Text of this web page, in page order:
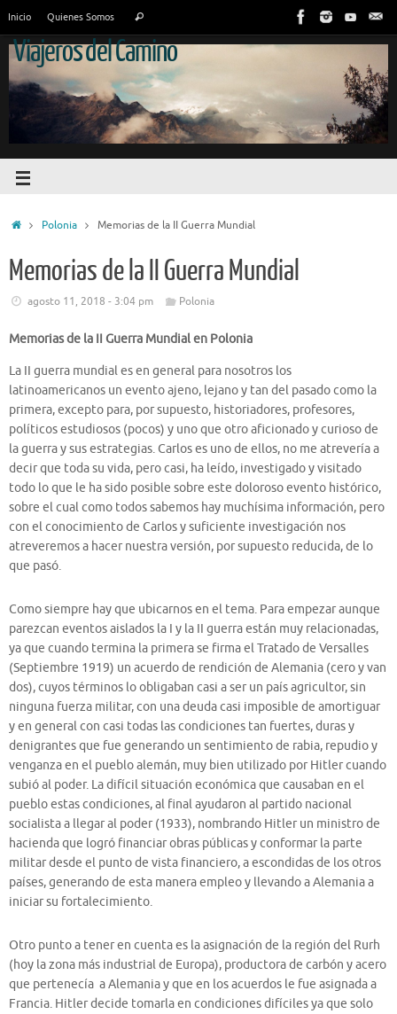
Inicio Quienes Somos
Viajeros del Camino
Polonia Memorias de la II Guerra Mundial
Memorias de la II Guerra Mundial
agosto 11, 2018 - 3:04 pm Polonia
Memorias de la II Guerra Mundial en Polonia
La II guerra mundial es en general para nosotros los
latinoamericanos un evento ajeno, lejano y tan del pasado como la
primera, excepto para, por supuesto, historiadores, profesores,
políticos estudiosos (pocos) y uno que otro aficionado y curioso de
la guerra y sus estrategias. Carlos es uno de ellos, no me atrevería a
decir que toda su vida, pero casi, ha leído, investigado y visitado
todo lo que le ha sido posible sobre este doloroso evento histórico,
sobre el cual como todos sabemos hay muchísima información, pero
con el conocimiento de Carlos y suficiente investigación nos
atreveremos a hacer nuestra versión, por supuesto reducida, de lo
que pasó.
Como siempre hay que ubicarnos en el tema. Para empezar aunque
parezcan eventos aislados la I y la II guerra están muy relacionadas,
ya que cuando termina la primera se firma el Tratado de Versalles
(Septiembre 1919) un acuerdo de rendición de Alemania (cero y van
dos), cuyos términos lo obligaban casi a ser un país agricultor, sin
ninguna fuerza militar, con una deuda casi imposible de amortiguar
y en general con casi todas las condiciones tan fuertes, duras y
denigrantes que fue generando un sentimiento de rabia, repudio y
venganza en el pueblo alemán, muy bien utilizado por Hitler cuando
subió al poder. La difícil situación económica que causaban en el
pueblo estas condiciones, al final ayudaron al partido nacional
socialista a llegar al poder (1933), nombrando Hitler un ministro de
hacienda que logró financiar obras públicas y conformar la parte
militar desde el punto de vista financiero, a escondidas de los otros
países, generando de esta manera empleo y llevando a Alemania a
iniciar su fortalecimiento.
Otro punto a tener en cuenta es la asignación de la región del Rurh
(hoy la zona más industrial de Europa), productora de carbón y acero
que pertenecía a Alemania y que en los acuerdos le fue asignada a
Francia. Hitler decide tomarla en condiciones difíciles ya que solo